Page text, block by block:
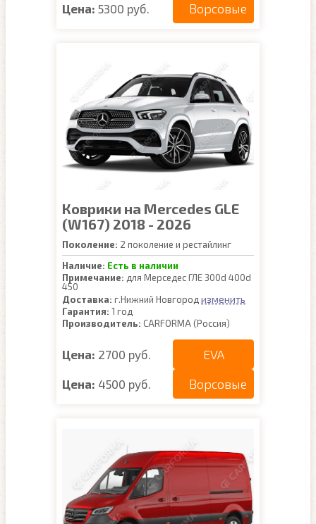
Цена: 5300 руб. Ворсовые
Коврики на Mercedes GLE
(W167) 2018 - 2026
Поколение: 2 поколение и рестайлинг
Наличие: Есть в наличии
Примечание: для Мерседес ГЛЕ 300d 400d
450
Доставка: г.Нижний Новгород изменить
Гарантия: 1 год
Производитель: CARFORMA (Россия)
Цена: 2700 руб. EVA
Цена: 4500 руб. Ворсовые